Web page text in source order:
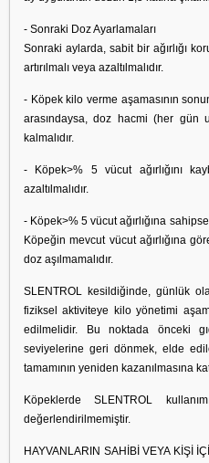
- Sonraki Doz Ayarlamaları
Sonraki aylarda, sabit bir ağırlığı
artırılmalı veya azaltılmalıdır.
- Köpek kilo verme aşamasının
arasındaysa, doz hacmi (her gün
kalmalıdır.
- Köpek>% 5 vücut ağırlığını
azaltılmalıdır.
- Köpek>% 5 vücut ağırlığına
Köpeğin mevcut vücut ağırlığına
doz aşılmamalıdır.
SLENTROL kesildiğinde, günlük
fiziksel aktiviteye kilo yönetimi
edilmelidir. Bu noktada önceki
seviyelerine geri dönmek, elde
tamamının yeniden kazanılmasına
Köpeklerde SLENTROL
değerlendirilmemiştir.
HAYVANLARIN SAHİBİ VEYA KİŞİ